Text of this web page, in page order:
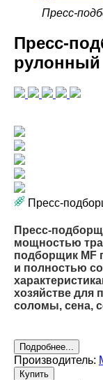
Пресс-
Пресс-
рулонный
Пресс-
Пресс-
мощностью
подборщик MF
и полностью
хозяйстве для
соломы, сена,
Подробнее...
Производитель:
Купить